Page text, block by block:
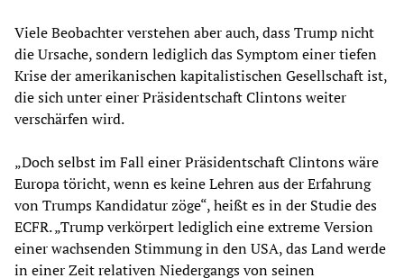
Viele Beobachter verstehen aber auch, dass Trump nicht
die Ursache, sondern lediglich das Symptom einer tiefen
Krise der amerikanischen kapitalistischen Gesellschaft ist,
die sich unter einer Präsidentschaft Clintons weiter
verschärfen wird.
„Doch selbst im Fall einer Präsidentschaft Clintons wäre
Europa töricht, wenn es keine Lehren aus der Erfahrung
von Trumps Kandidatur zöge“, heißt es in der Studie des
ECFR. „Trump verkörpert lediglich eine extreme Version
einer wachsenden Stimmung in den USA, das Land werde
in einer Zeit relativen Niedergangs von seinen